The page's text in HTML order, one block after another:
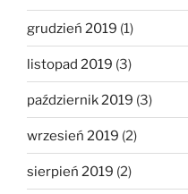
grudzień 2019 (1)
listopad 2019 (3)
październik 2019 (3)
wrzesień 2019 (2)
sierpień 2019 (2)